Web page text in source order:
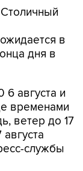
Столичный
в
дня в
6 августа и
временами
ветер до 17
службы